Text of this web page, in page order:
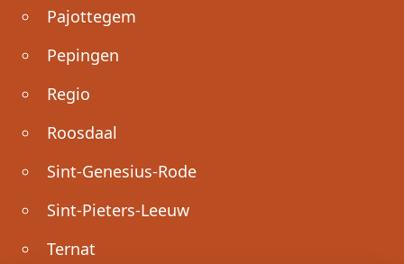
Pajottegem
Pepingen
Regio
Roosdaal
Sint-Genesius-Rode
Sint-Pieters-Leeuw
Ternat